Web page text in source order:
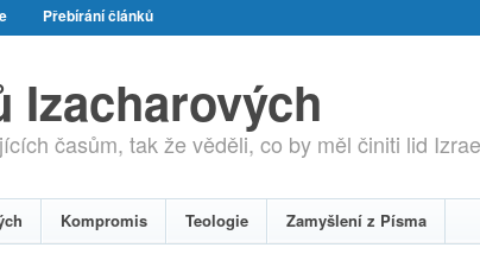
Přebírání článků
Izacharových
časům, tak že věděli, co by měl činiti lid
Kompromis Teologie Zamyšlení z Písma